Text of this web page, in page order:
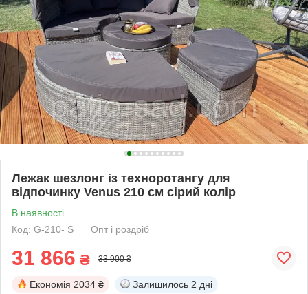
Лежак шезлонг із техноротангу для
відпочинку Venus 210 см сірий колір
В наявності
Код: G-210- S
Опт і роздріб
31 866 ₴ 33 900 ₴
Економія 2034 ₴ Залишилось 2 дні